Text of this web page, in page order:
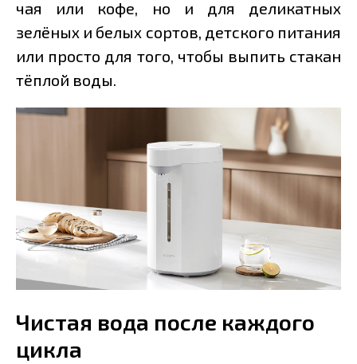
чая или кофе, но и для деликатных
зелёных и белых сортов, детского питания
или просто для того, чтобы выпить стакан
тёплой воды.
Чистая вода после каждого
цикла